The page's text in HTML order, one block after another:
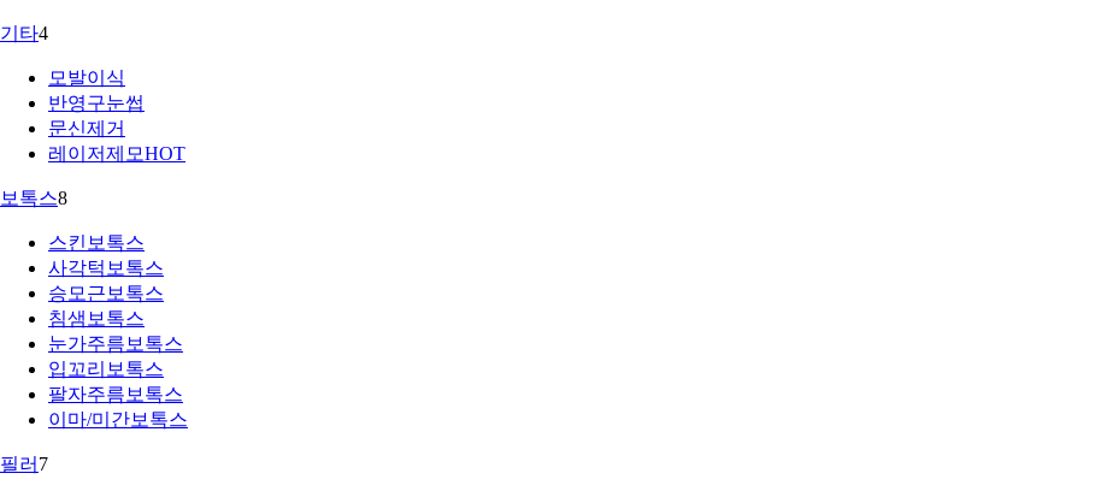
기타4
모발이식
반영구눈썹
문신제거
레이저제모HOT
보톡스8
스킨보톡스
사각턱보톡스
승모근보톡스
침샘보톡스
눈가주름보톡스
입꼬리보톡스
팔자주름보톡스
이마/미간보톡스
필러 7